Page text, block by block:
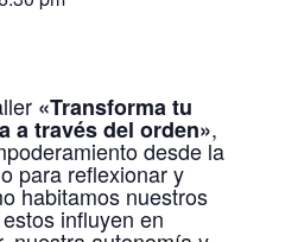
«Transforma tu
a través del orden»,
desde la
para reflexionar y
habitamos nuestros
influyen en